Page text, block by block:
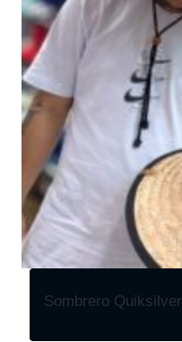
Sombrero Quiksilver